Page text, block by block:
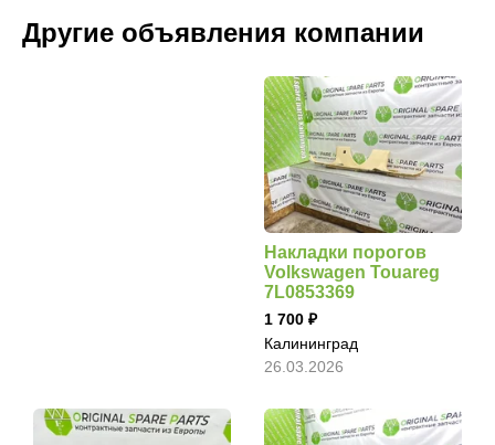
Другие объявления компании
Накладки порогов
Volkswagen Touareg
7L0853369
1 700
Калининград
26.03.2026